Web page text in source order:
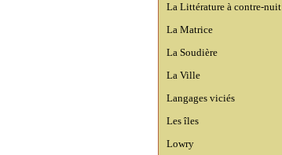
La Littérature à contre-nuit
La Matrice
La Soudière
La Ville
Langages viciés
Les îles
Lowry